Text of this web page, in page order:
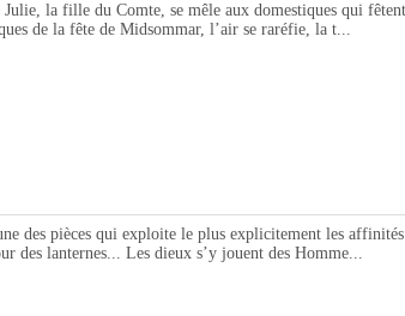
la fille du Comte, se mêle aux domestiques qui
de la fête de Midsommar, l’air se raréfie, la t...
des pièces qui exploite le plus explicitement les
des lanternes... Les dieux s’y jouent des Homme...